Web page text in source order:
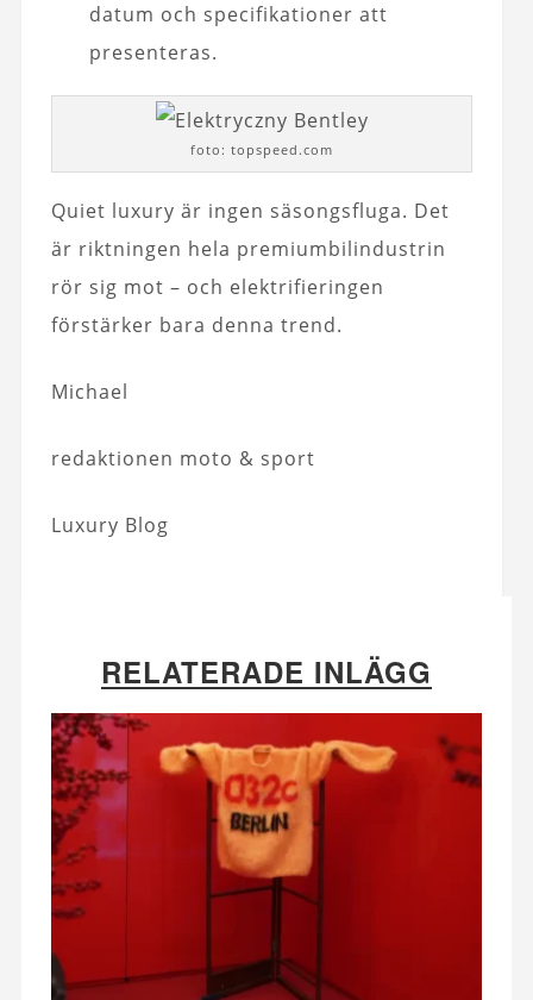
datum och specifikationer att
presenteras.
foto: topspeed.com
Quiet luxury är ingen säsongsfluga. Det
är riktningen hela premiumbilindustrin
rör sig mot – och elektrifieringen
förstärker bara denna trend.
Michael
redaktionen moto & sport
Luxury Blog
RELATERADE INLÄGG